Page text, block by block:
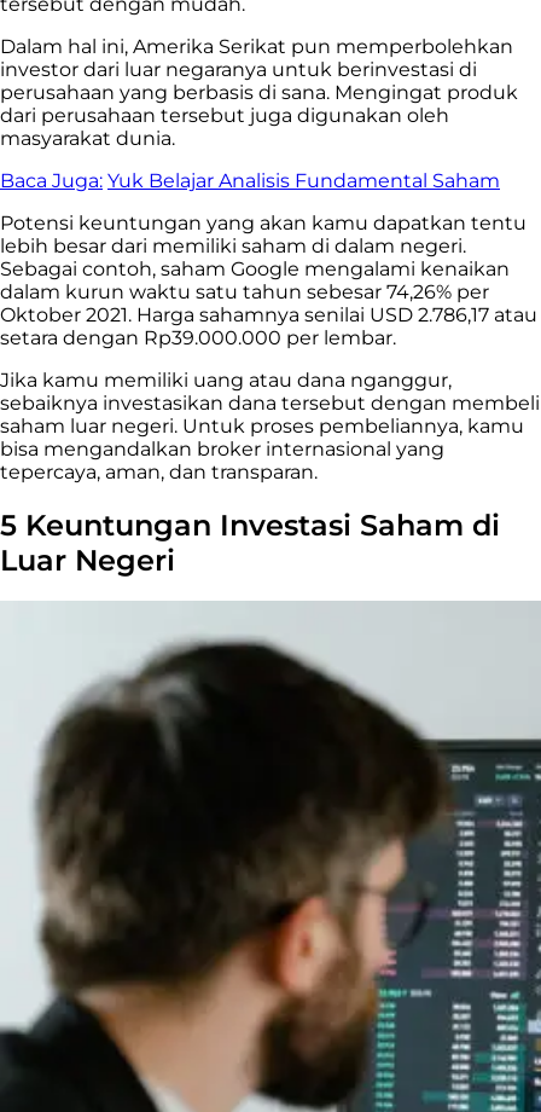
Dalam hal ini, Amerika Serikat pun memperbolehkan
investor dari luar negaranya untuk berinvestasi di
perusahaan yang berbasis di sana. Mengingat produk
dari perusahaan tersebut juga digunakan oleh
masyarakat dunia.
Baca Juga: Yuk Belajar Analisis Fundamental Saham
Potensi keuntungan yang akan kamu dapatkan tentu
lebih besar dari memiliki saham di dalam negeri.
Sebagai contoh, saham Google mengalami kenaikan
dalam kurun waktu satu tahun sebesar 74,26% per
Oktober 2021. Harga sahamnya senilai USD 2.786,17 atau
setara dengan Rp39.000.000 per lembar.
Jika kamu memiliki uang atau dana nganggur,
sebaiknya investasikan dana tersebut dengan membeli
saham luar negeri. Untuk proses pembeliannya, kamu
bisa mengandalkan broker internasional yang
tepercaya, aman, dan transparan.
5 Keuntungan Investasi Saham di
Luar Negeri